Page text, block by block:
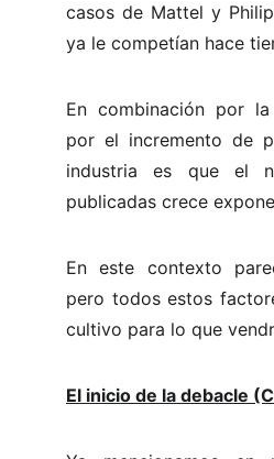
casos de Mattel y
ya le competían hace
En combinación por
por el incremento de
industria es que el
publicadas crece
En este contexto
pero todos estos
cultivo para lo que
El inicio de la debacle